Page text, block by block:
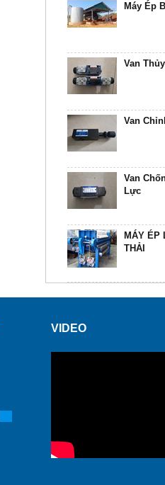
Máy Ép
Van
Van
Van
Lực
MÁY ÉP
THẢI
Máy Ép
VIDEO